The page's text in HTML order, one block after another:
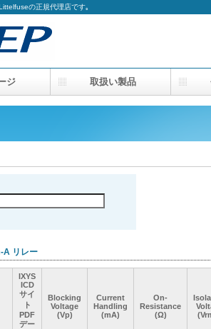
の正規代理店です｡
A リレー
IXYS
ICD
サイ
ト
PDF
デー
Blocking
Voltage
(Vp)
Current
Handling
(mA)
On-
Resistance
(Ω)
IXYS
ICD
サイ
ト
PDF
デー
Blocking
Voltage
(Vp)
Current
Handling
(mA)
On-
Resistance
(Ω)
IXYS
ICD
サイ
ト
PDF
デー
Blocking
Voltage
(Vp)
Current
Handling
(mA)
On-
Resistance
(Ω)
IXYS
ICD
サイ
ト
PDF
デー
Blocking
Voltage
(Vp)
Current
Handling
(mA)
On-
Resistance
(Ω)
ジ 取扱い製品